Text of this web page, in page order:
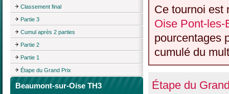
Classement final
Partie 3
Cumul après 2 parties
Partie 2
Partie 1
Étape du Grand Prix
Beaumont-sur-Oise TH3
Ce tournoi est
Oise Pont-les-
pourcentages
cumulé du
Étape du